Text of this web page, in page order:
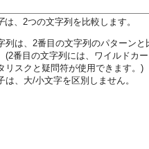
は、2つの文字列を比較します。
列は、2番目の文字列のパターンと
(2番目の文字列には、ワイルドカ
リスクと疑問符が使用できます。)
は、大/小文字を区別しません。